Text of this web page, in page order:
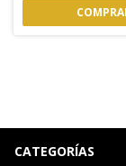
CATEGORÍAS